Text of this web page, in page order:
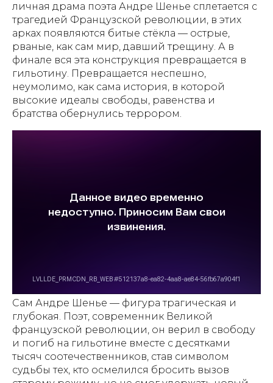
личная драма поэта Андре Шенье сплетается с
трагедией Французской революции, в этих
арках появляются битые стёкла — острые,
рваные, как сам мир, давший трещину. А в
финале вся эта конструкция превращается в
гильотину. Превращается неспешно,
неумолимо, как сама история, в которой
высокие идеалы свободы, равенства и
братства обернулись террором.
Сам Андре Шенье — фигура трагическая и
глубокая. Поэт, современник Великой
французской революции, он верил в свободу
и погиб на гильотине вместе с десятками
тысяч соотечественников, став символом
судьбы тех, кто осмелился бросить вызов